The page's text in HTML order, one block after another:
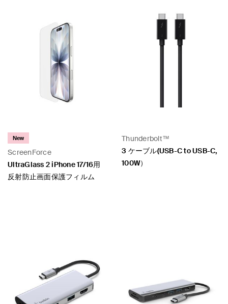
ScreenForce
New
UltraGlass 2 iPhone 17/16用
反射防止画面保護フィルム
Thunderbolt™
3 ケーブル(USB-C to USB-C,
100W）